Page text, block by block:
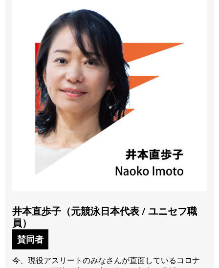
井本直歩子（元競泳日本代表 / ユニセフ職
員）
賛同者
今、現役アスリートのみなさんが直面しているコロナ